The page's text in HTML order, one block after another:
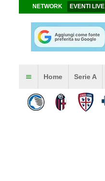
NETWORK EVENTI LIVE
Home Serie A